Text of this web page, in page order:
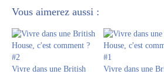
Vous aimerez aussi :
Vivre dans une British
Vivre dans une